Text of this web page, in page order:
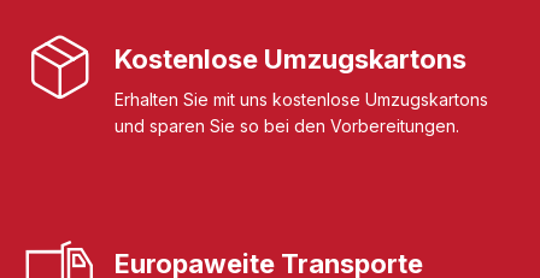
Kostenlose Umzugskartons
Erhalten Sie mit uns kostenlose Umzugskartons
und sparen Sie so bei den Vorbereitungen.
Europaweite Transporte